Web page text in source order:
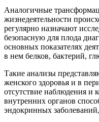
Аналогичные
жизнедеятельности
регулярно назначают
безопасную для плода
основных показателях
в нем белков, бактерий,
Такие анализы
женского здоровья и в
отсутствие наблюдения и
внутренних органов
эндокринных